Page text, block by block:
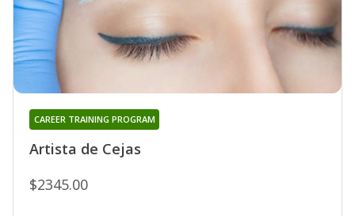
Artista de Cejas
CAREER TRAINING PROGRAM
$2345.00